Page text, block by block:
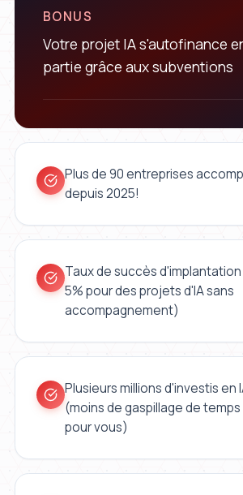
BONUS
Votre projet IA s'autofinance
partie grâce aux subventions
Plus de 90 entreprises
depuis 2025!
Taux de succès d'implantation
5% pour des projets d'IA sans
accompagnement)
Plusieurs millions d'investis en
(moins de gaspillage de
pour vous)